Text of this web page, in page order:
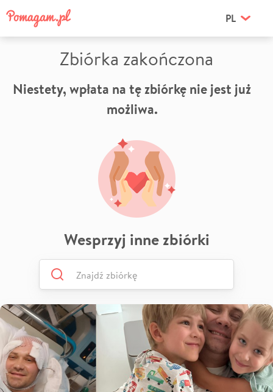
PL
Zbiórka zakończona
Niestety, wpłata na tę zbiórkę nie jest już
możliwa.
Wesprzyj inne zbiórki